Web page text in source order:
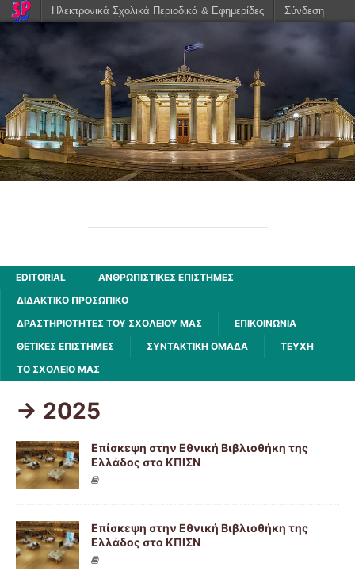
EDITORIAL
ΑΝΘΡΩΠΙΣΤΙΚΈΣ ΕΠΙΣΤΉΜΕΣ
ΔΙΔΑΚΤΙΚΟ ΠΡΟΣΩΠΙΚΟ
ΔΡΑΣΤΗΡΙΌΤΗΤΕΣ ΤΟΥ ΣΧΟΛΕΊΟΥ ΜΑΣ
ΕΠΙΚΟΙΝΩΝΙΑ
ΘΕΤΙΚΈΣ ΕΠΙΣΤΉΜΕΣ
ΣΥΝΤΑΚΤΙΚΗ ΟΜΑΔΑ
ΤΕΥΧΗ
ΤΟ ΣΧΟΛΕΙΟ ΜΑΣ
-> 2025
Επίσκεψη στην Εθνική Βιβλιοθήκη της
Ελλάδος στο ΚΠΙΣΝ
Επίσκεψη στην Εθνική Βιβλιοθήκη της
Ελλάδος στο ΚΠΙΣΝ
Ηλεκτρονικά Σχολικά Περιοδικά & Εφημερίδες Σύνδεση